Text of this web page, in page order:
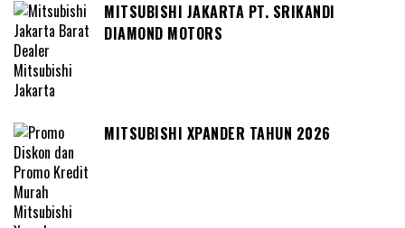
MITSUBISHI JAKARTA PT. SRIKANDI
DIAMOND MOTORS
MITSUBISHI XPANDER TAHUN 2026